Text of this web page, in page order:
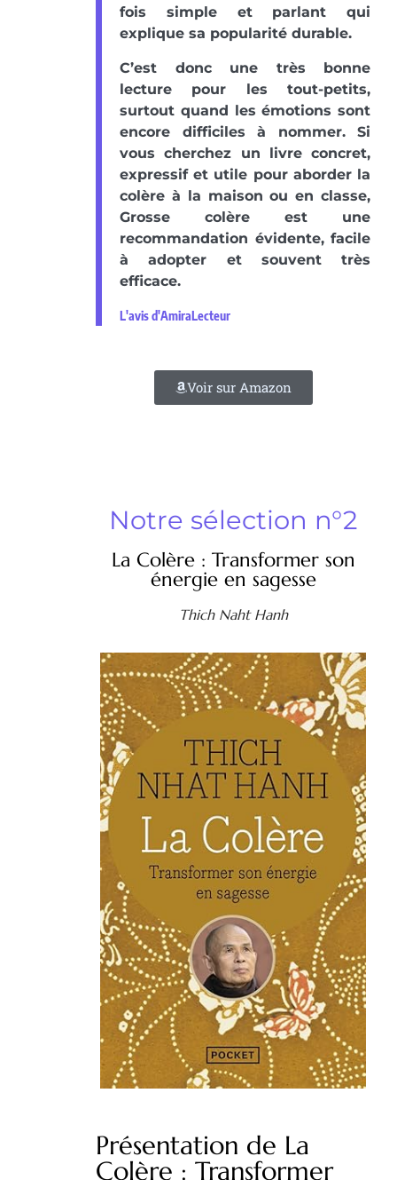
fois simple et parlant qui
explique sa popularité durable.
C’est donc une très bonne
lecture pour les tout-petits,
surtout quand les émotions sont
encore difficiles à nommer. Si
vous cherchez un livre concret,
expressif et utile pour aborder la
colère à la maison ou en classe,
Grosse colère est une
recommandation évidente, facile
à adopter et souvent très
efficace.
L'avis d'AmiraLecteur
Voir sur Amazon
Notre sélection n°2
La Colère : Transformer son
énergie en sagesse
Thich Naht Hanh
Présentation de La
Colère : Transformer